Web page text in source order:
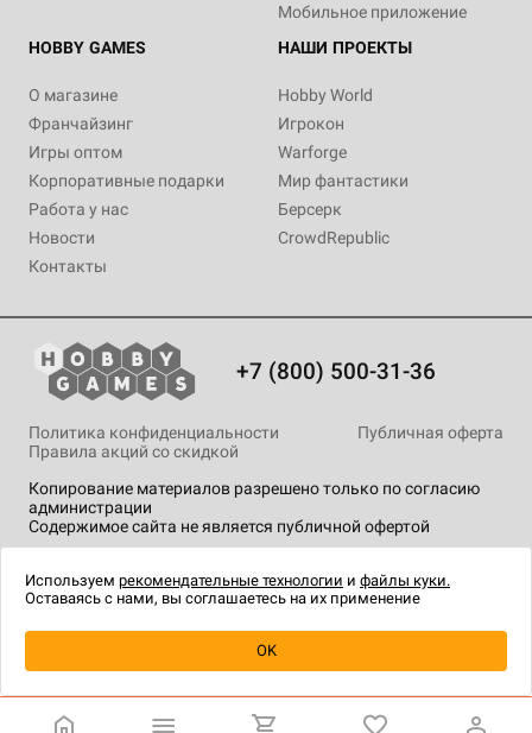
Уведомить о наличии
Мобильное приложение
HOBBY GAMES
О магазине
Франчайзинг
Игры оптом
Корпоративные подарки
Работа у нас
Новости
Контакты
НАШИ ПРОЕКТЫ
Hobby World
Игрокон
Warforge
Мир фантастики
Берсерк
CrowdRepublic
+7 (800) 500-31-36
Копирование материалов разрешено только по согласию
администрации
Содержимое сайта не является публичной офертой
Политика конфиденциальности
Публичная оферта
Правила акций со скидкой
технологии.
Используем рекомендательные технологии и файлы куки.
Оставаясь с нами, вы соглашаетесь на их применение
OK